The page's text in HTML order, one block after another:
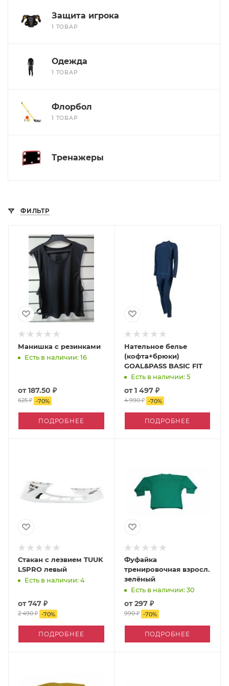
Защита игрока
1 ТОВАР
Одежда
1 ТОВАР
Флорбол
1 ТОВАР
Тренажеры
ФИЛЬТР
Манишка с резинками
Есть в наличии: 16
от187.50 ₽
625 ₽ -70%
ПОДРОБНЕЕ
Нательное белье
(кофта+брюки)
GOAL&PASS BASIC FIT
Есть в наличии: 5
от1 497 ₽
4 990 ₽ -70%
ПОДРОБНЕЕ
Стакан с лезвием TUUK
LSPRO левый
Есть в наличии: 4
от747 ₽
2 490 ₽ -70%
ПОДРОБНЕЕ
Фуфайка
тренировочная взросл.
зелёный
Есть в наличии: 30
от297 ₽
990 ₽ -70%
ПОДРОБНЕЕ